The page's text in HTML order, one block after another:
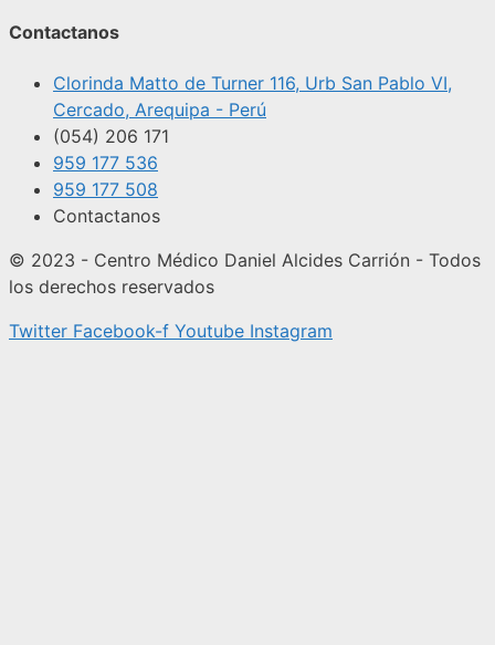
Contactanos
Clorinda Matto de Turner 116, Urb San Pablo VI,
Cercado, Arequipa - Perú
(054) 206 171
959 177 536
959 177 508
Contactanos
© 2023 - Centro Médico Daniel Alcides Carrión - Todos
los derechos reservados
Twitter Facebook-f Youtube Instagram